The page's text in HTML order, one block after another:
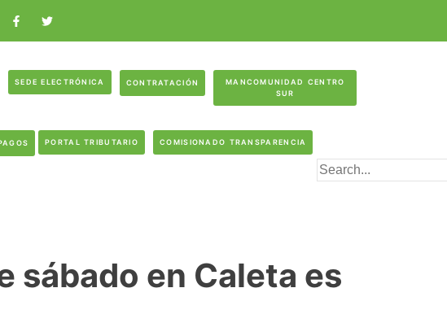
SEDE ELECTRÓNICA CONTRATACIÓN
MANCOMUNIDAD CENTRO
SUR
PORTAL TRIBUTARIO COMISIONADO TRANSPARENCIA
sábado en Caleta es